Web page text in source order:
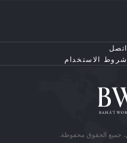
اتصل
شروط الاستخدام